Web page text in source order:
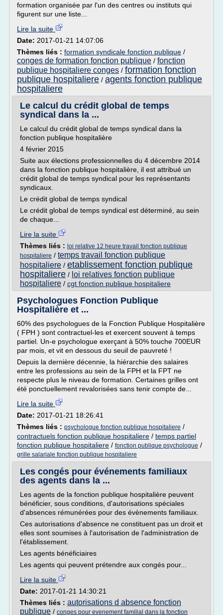
formation organisée par l'un des centres ou instituts qui
figurent sur une liste...
Lire la suite
Date: 2017-01-21 14:07:06
Thèmes liés : formation syndicale fonction publique /
conges de formation fonction publique / fonction
publique hospitaliere conges / formation fonction
publique hospitaliere / agents fonction publique
hospitaliere
Le calcul du crédit global de temps
syndical dans la ...
Le calcul du crédit global de temps syndical dans la
fonction publique hospitalière
4 février 2015
Suite aux élections professionnelles du 4 décembre 2014
dans la fonction publique hospitalière, il est attribué un
crédit global de temps syndical pour les représentants
syndicaux.
Le crédit global de temps syndical
Le crédit global de temps syndical est déterminé, au sein
de chaque...
Lire la suite
Thèmes liés : loi relative 12 heure travail fonction publique
hospitaliere / temps travail fonction publique
hospitaliere / etablissement fonction publique
hospitaliere / loi relatives fonction publique
hospitaliere / cgt fonction publique hospitaliere
Psychologues Fonction Publique
Hospitalière et ...
60% des psychologues de la Fonction Publique Hospitalière
( FPH ) sont contractuel-les et exercent souvent à temps
partiel. Un-e psychologue exerçant à 50% touche 700EUR
par mois, et vit en dessous du seuil de pauvreté !
Depuis la dernière décennie, la hiérarchie des salaires
entre les professions au sein de la FPH et la FPT ne
respecte plus le niveau de formation. Certaines grilles ont
été ponctuellement revalorisées sans tenir compte de...
Lire la suite
Date: 2017-01-21 18:26:41
Thèmes liés : psychologue fonction publique hospitaliere /
contractuels fonction publique hospitaliere / temps partiel
fonction publique hospitaliere / fonction publique psychologue /
grille salariale fonction publique hospitaliere
Les congés pour événements familiaux
des agents dans la ...
Les agents de la fonction publique hospitalière peuvent
bénéficier, sous conditions, d'autorisations spéciales
d'absences rémunérées pour des évènements familiaux.
Ces autorisations d'absence ne constituent pas un droit et
elles sont soumises à l'autorisation de l'administration de
l'établissement.
Les agents bénéficiaires
Les agents qui peuvent prétendre aux congés pour...
Lire la suite
Date: 2017-01-21 14:30:21
Thèmes liés : autorisations d absence fonction
publique / conges pour evenement familial dans la fonction